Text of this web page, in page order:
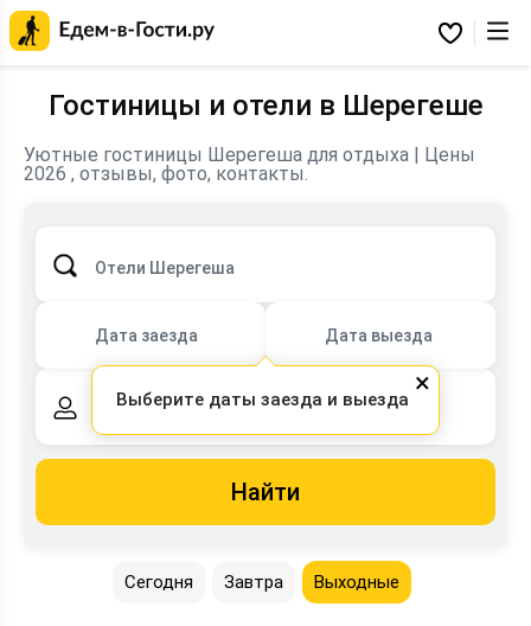
Избранное
Гостиницы и отели в Шерегеше
Уютные гостиницы Шерегеша для отдыха | Цены
2026 , отзывы, фото, контакты.
Отели Шерегеша
Дата заезда Дата выезда
2 взрослых, 0 детей
Найти
Сегодня Завтра Выходные
×
Выберите даты заезда и выезда